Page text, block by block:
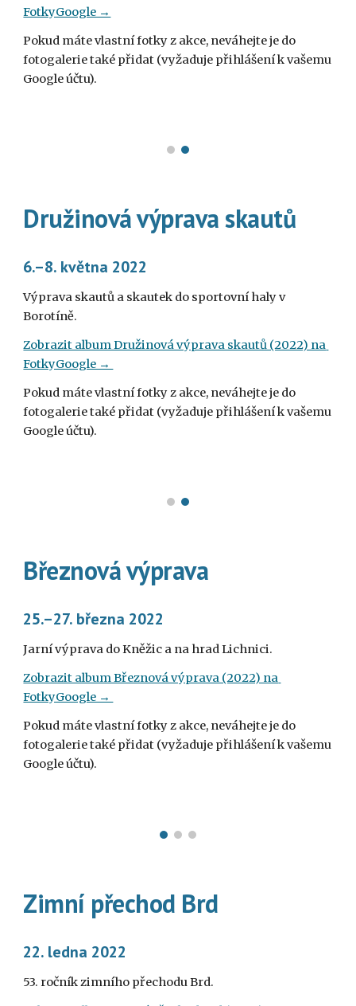
FotkyGoogle →
Pokud máte vlastní fotky z akce, neváhejte je do
fotogalerie také přidat (vyžaduje přihlášení k vašemu
Google účtu).
Družinová výprava skautů
6.–8. května 2022
Výprava skautů a skautek do sportovní haly v
Borotíně.
Zobrazit album Družinová výprava skautů (2022) na
FotkyGoogle →
Pokud máte vlastní fotky z akce, neváhejte je do
fotogalerie také přidat (vyžaduje přihlášení k vašemu
Google účtu).
Březnová výprava
25.–27. března 2022
Jarní výprava do Kněžic a na hrad Lichnici.
Zobrazit album Březnová výprava (2022) na
FotkyGoogle →
Pokud máte vlastní fotky z akce, neváhejte je do
fotogalerie také přidat (vyžaduje přihlášení k vašemu
Google účtu).
Zimní přechod Brd
22. ledna 2022
53. ročník zimního přechodu Brd.